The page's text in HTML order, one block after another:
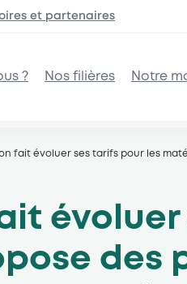
et partenaires
? Nos filières Notre
fait évoluer ses tarifs pour les
des